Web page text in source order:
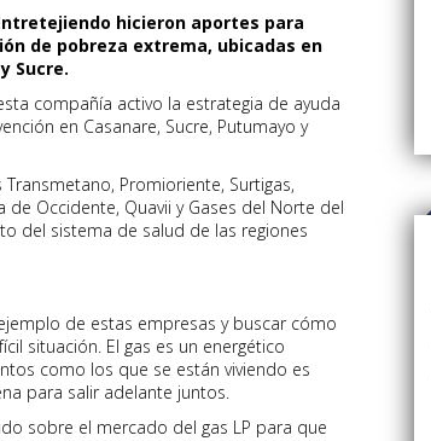
hicieron aportes para
de pobreza extrema, ubicadas en
Sucre.
compañía activo la estrategia de ayuda
en Casanare, Sucre, Putumayo y
Promioriente, Surtigas,
Occidente, Quavii y Gases del Norte del
del sistema de salud de las regiones
de estas empresas y buscar cómo
situación. El gas es un energético
como los que se están viviendo es
para salir adelante juntos.
sobre el mercado del gas LP para que